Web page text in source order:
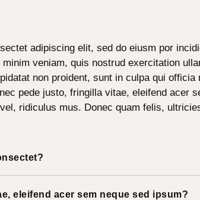
adipiscing elit, sed do eiusm por
veniam, quis nostrud exercitation
non proident, sunt in culpa qui officia
pede justo, fringilla vitae, eleifend acer
ridiculus mus. Donec quam felis,
eleifend acer sem neque sed ipsum?